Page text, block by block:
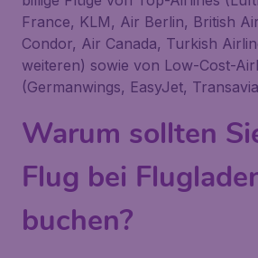
France, KLM, Air Berlin, British
Condor, Air Canada, Turkish
weiteren) sowie von Low-Cost-
(Germanwings, EasyJet,
Warum sollten
Flug bei
buchen?